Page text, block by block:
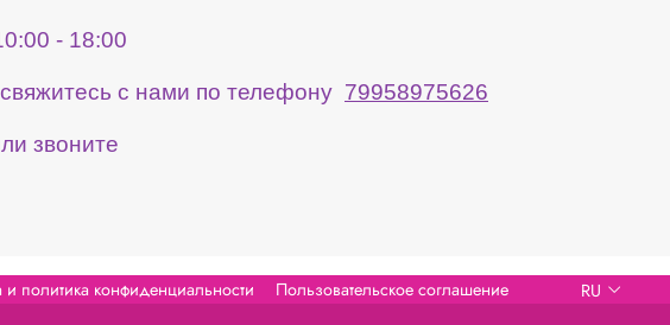
- 18:00
с нами по телефону 79958975626
звоните
и политика конфиденциальности Пользовательское соглашение RU